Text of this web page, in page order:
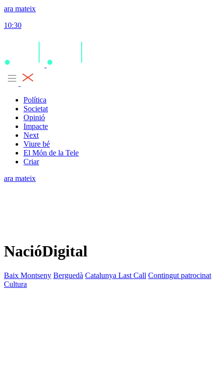
ara mateix
10:30
Política
Societat
Opinió
Impacte
Next
Viure bé
El Món de la Tele
Criar
ara mateix
NacióDigital
Baix Montseny Berguedà Catalunya Last Call Contingut patrocinat
Cultura